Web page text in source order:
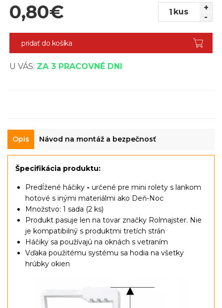
0,80€ kus
+
-
pridať do košíka
U VÁS: ZA 3 PRACOVNÉ DNI
Opis Návod na montáž a bezpečnosť
Špecifikácia produktu:
Predĺžené háčiky - určené pre mini rolety s lankom
hotové s inými materiálmi ako Deň-Noc
Množstvo: 1 sada (2 ks)
Produkt pasuje len na tovar značky Rolmajster. Nie
je kompatibilný s produktmi tretích strán
Háčiky sa používajú na oknách s vetraním
Vďaka použitému systému sa hodia na všetky
hrúbky okien